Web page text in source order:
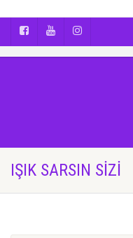
IŞIK SARSIN SIZI